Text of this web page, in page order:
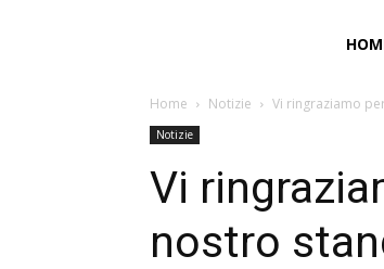
Home Notizie Vi ringraziamo
Notizie
Vi
nostro